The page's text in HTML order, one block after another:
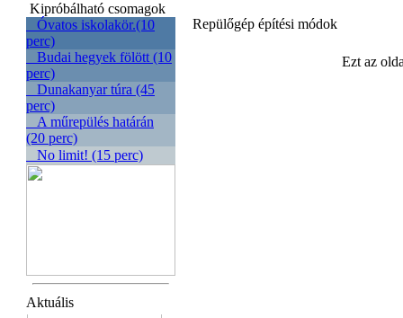
Kipróbálható csomagok
Óvatos iskolakör.(10
perc)
Budai hegyek fölött (10
perc)
Dunakanyar túra (45
perc)
A műrepülés határán
(20 perc)
No limit! (15 perc)
Aktuális
Repülőgép építési módok
Ezt az